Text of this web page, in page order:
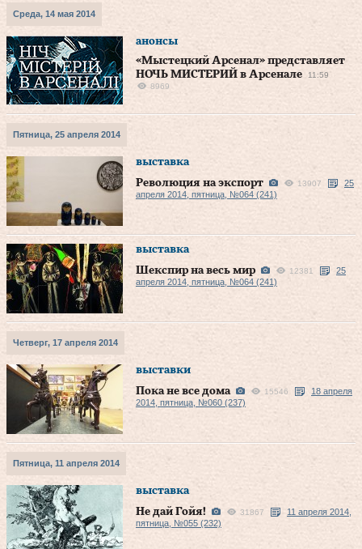
Среда, 14 мая 2014
анонсы
«Мыстецкий Арсенал» представляет
НОЧЬ МИСТЕРИЙ в Арсенале
11:59
8969
Пятница, 25 апреля 2014
выставка
Революция на экспорт
13907
25
апреля 2014, пятница, №064 (241)
выставка
Шекспир на весь мир
12381
25
апреля 2014, пятница, №064 (241)
Четверг, 17 апреля 2014
выставки
Пока не все дома
15546
18 апреля
2014, пятница, №060 (237)
Пятница, 11 апреля 2014
выставка
Не дай Гойя!
31867
11 апреля 2014,
пятница, №055 (232)